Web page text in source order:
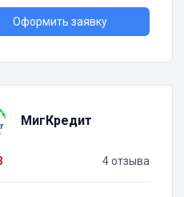
Оформить заявку
МигКредит
4 отзыва